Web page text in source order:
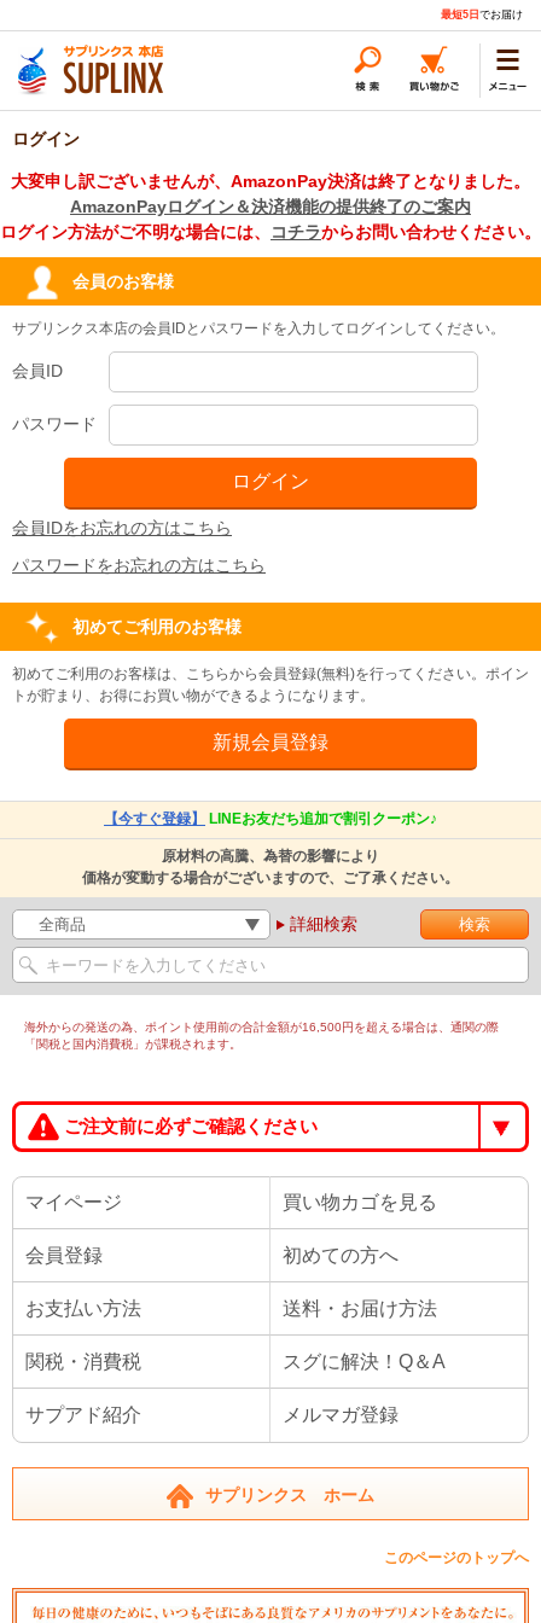
最短5日 でお届け
ログイン
大変申し訳ございませんが、AmazonPay決済は終了となりました。
AmazonPayログイン＆決済機能の提供終了のご案内
ログイン方法がご不明な場合には、
コチラからお問い合わせください。
会員のお客様
サプリンクス本店の会員IDとパスワードを入力してログインしてください。
会員ID
パスワード
会員IDをお忘れの方はこちら
パスワードをお忘れの方はこちら
初めてご利用のお客様
初めてご利用のお客様は、こちらから会員登録(無料)を行ってください。ポイン
トが貯まり、お得にお買い物ができるようになります。
【今すぐ登録】 LINEお友だち追加で割引クーポン♪
原材料の高騰、為替の影響により
価格が変動する場合がございますので、ご了承ください。
詳細検索
海外からの発送の為、ポイント使用前の合計金額が16,500円を超える場合は、通関の際
「関税と国内消費税」が課税されます。
ご注文前に必ずご確認ください
マイページ 買い物カゴを見る
会員登録 初めての方へ
お支払い方法 送料・お届け方法
関税・消費税 スグに解決！Q＆A
サプアド紹介 メルマガ登録
サプリンクス ホーム
このページのトップへ